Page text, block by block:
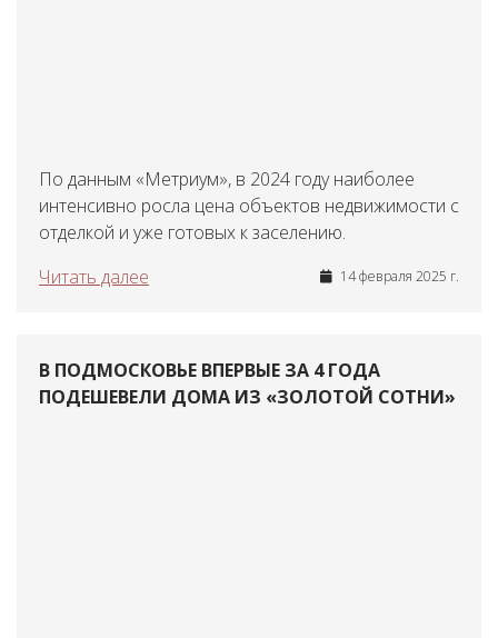
По данным «Метриум», в 2024 году наиболее
интенсивно росла цена объектов недвижимости с
отделкой и уже готовых к заселению.
Читать далее
14 февраля 2025 г.
В ПОДМОСКОВЬЕ ВПЕРВЫЕ ЗА 4 ГОДА
ПОДЕШЕВЕЛИ ДОМА ИЗ «ЗОЛОТОЙ СОТНИ»